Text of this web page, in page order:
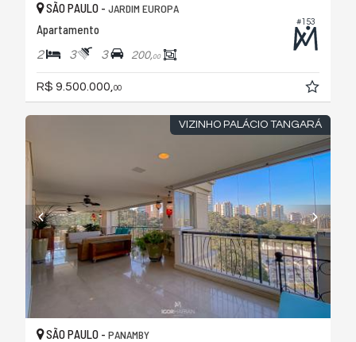
#153
SÃO PAULO - JARDIM EUROPA
Apartamento
2 3 3 200,00
R$ 9.500.000,00
VIZINHO PALÁCIO TANGARÁ
SÃO PAULO - PANAMBY